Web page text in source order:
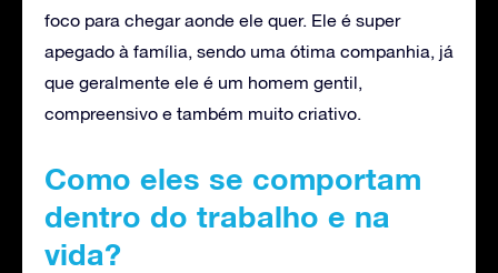
foco para chegar aonde ele quer. Ele é super
apegado à família, sendo uma ótima companhia, já
que geralmente ele é um homem gentil,
compreensivo e também muito criativo.
Como eles se comportam
dentro do trabalho e na
vida?